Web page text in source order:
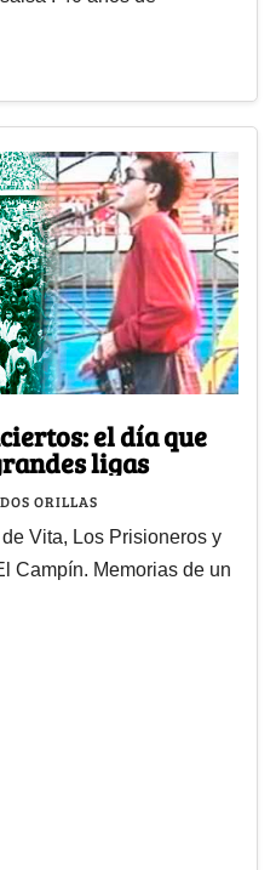
el día que
ligas
ORILLAS
Vita, Los Prisioneros y
Campín. Memorias de un